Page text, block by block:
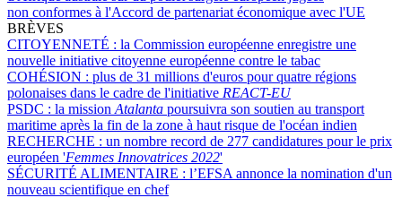
non conformes à l'Accord de partenariat économique avec l'UE
BRÈVES
CITOYENNETÉ : la Commission européenne enregistre une
nouvelle initiative citoyenne européenne contre le tabac
COHÉSION : plus de 31 millions d'euros pour quatre régions
polonaises dans le cadre de l'initiative REACT-EU
PSDC : la mission Atalanta poursuivra son soutien au transport
maritime après la fin de la zone à haut risque de l'océan indien
RECHERCHE : un nombre record de 277 candidatures pour le prix
européen 'Femmes Innovatrices 2022'
SÉCURITÉ ALIMENTAIRE : l’EFSA annonce la nomination d'un
nouveau scientifique en chef